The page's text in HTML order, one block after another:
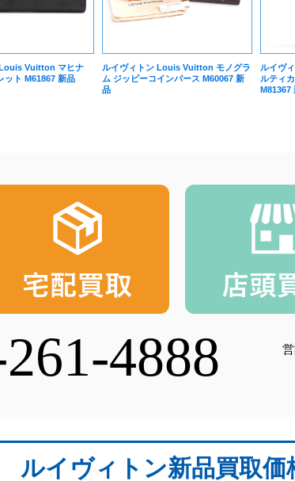
Vuitton マヒナ
ット M61867 新品
ルイヴィトン Louis Vuitton モノグラ
ム ジッピーコインパース M60067 新
品
ルイヴ
ルティ
M81367
4888
ルイヴィトン新品買取価